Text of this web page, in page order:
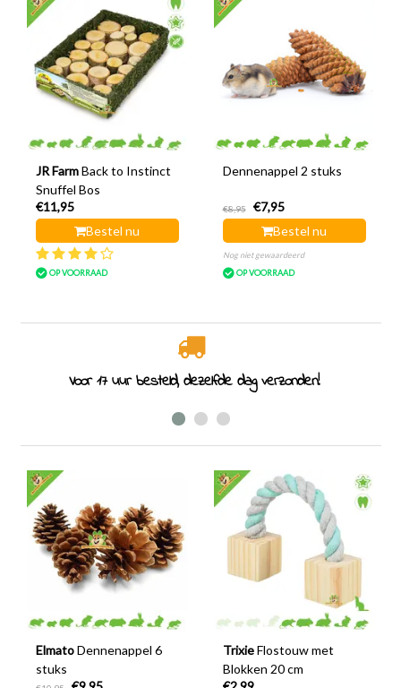
JR Farm Back to Instinct
Snuffel Bos
€11,95
Bestel nu
OP VOORRAAD
Dennenappel 2 stuks
€8,95
€7,95
Bestel nu
Nog niet gewaardeerd
OP VOORRAAD
Specialist in knaagdieren sinds 2011
Elmato Dennenappel 6
stuks
Trixie Flostouw met
Blokken 20 cm